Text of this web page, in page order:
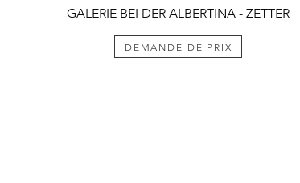
GALERIE BEI DER ALBERTINA - ZETTER
DEMANDE DE PRIX